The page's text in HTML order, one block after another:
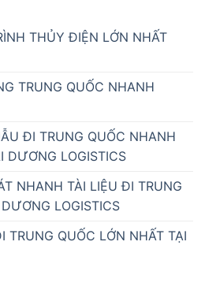
THỦY ĐIỆN LỚN NHẤT
TRUNG QUỐC NHANH
ĐI TRUNG QUỐC NHANH
DƯƠNG LOGISTICS
NHANH TÀI LIỆU ĐI TRUNG
LOGISTICS
TRUNG QUỐC LỚN NHẤT TẠI